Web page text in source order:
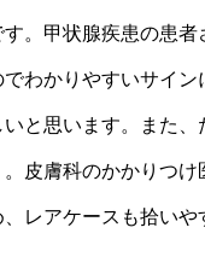
。甲状腺疾患の患
わかりやすいサイン
と思います。また
皮膚科のかかりつ
レアケースも拾い